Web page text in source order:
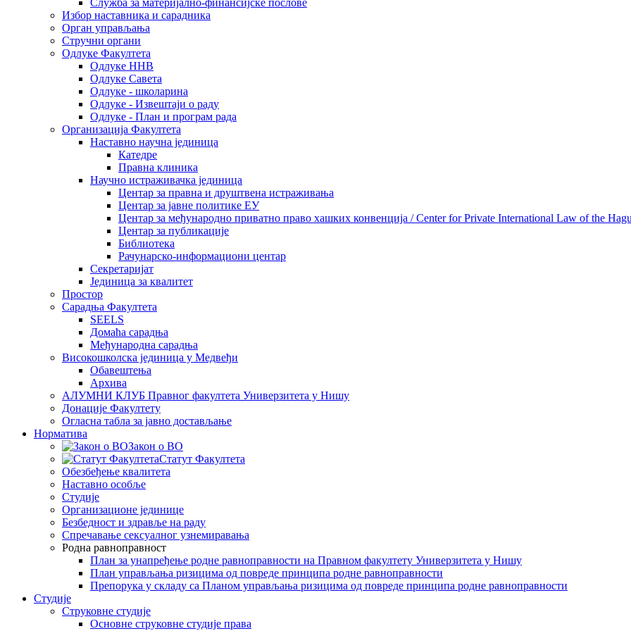
Служба за материјално-финансијске послове
Избор наставника и сарадника
Oрган управљања
Стручни органи
Одлуке Факултета
Одлуке ННВ
Одлуке Савета
Одлуке - школарина
Одлуке - Извештаји о раду
Одлуке - План и програм рада
Организација Факултета
Наставно научна јединица
Катедре
Правна клиника
Научно истраживачка јединица
Центар за правна и друштвена истраживања
Центар за јавне политике ЕУ
Центар за међународно приватно право хашких конвенција / Center for Private International Law of the
Центар за публикације
Библиотека
Рачунарско-информациони центар
Секретаријат
Јединица за квалитет
Простор
Сарадња Факултета
SEELS
Домаћа сарадња
Међународна сарадња
Високошколска јединица у Медвеђи
Обавештења
Архива
АЛУМНИ КЛУБ Правног факултета Универзитета у Нишу
Донације Факултету
Огласна табла за јавно достављање
Норматива
Закон о ВО
Статут Факултета
Обезбеђење квалитета
Наставно особље
Студије
Организационе јединице
Безбедност и здравље на раду
Спречавање сексуалног узнемиравања
Родна равноправност
План за унапређење родне равноправности на Правном факултету Универзитета у Нишу
План управљања ризицима од повреде принципа родне равноправности
Препорука у складу са Планом управљања ризицима од повреде принципа родне равноправности
Студије
Струковне студије
Основне струковне студије права